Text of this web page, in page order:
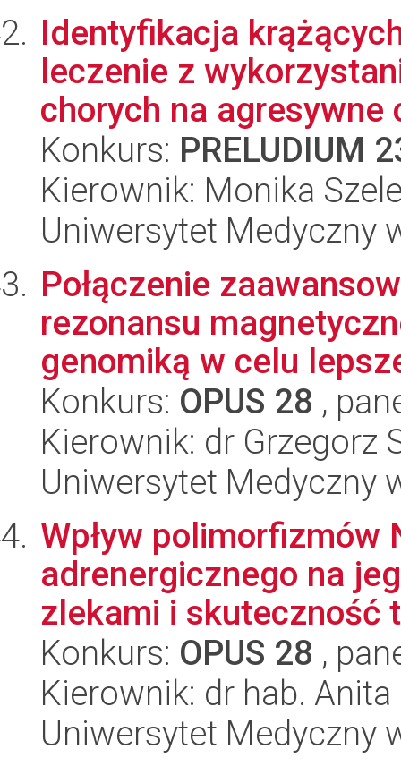
Identyfikacja
leczenie z
chorych na agresywne
Konkurs: PRELUDIUM
Kierownik: Monika
Uniwersytet Medyczny
Połączenie
rezonansu
genomiką w celu
Konkurs: OPUS 28 ,
Kierownik: dr Grzegorz
Uniwersytet Medyczny
Wpływ polimorfizmów
adrenergicznego na
zlekami i skuteczność
Konkurs: OPUS 28 ,
Kierownik: dr hab. Anita
Uniwersytet Medyczny